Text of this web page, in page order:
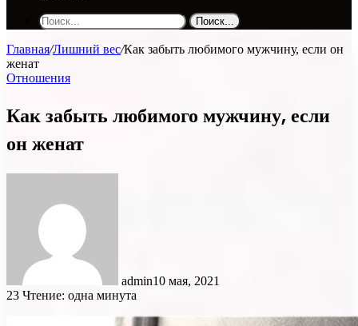
Поиск...
Главная/Лишний вес/Как забыть любимого мужчину, если он
женат
Отношения
Как забыть любимого мужчину, если
он женат
admin10 мая, 2021
23 Чтение: одна минута